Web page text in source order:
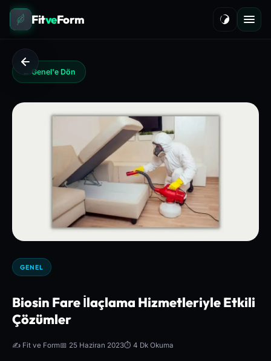
FitveForm
← Genel'e Dön
GENEL
Biosin Fare İlaçlama Hizmetleriyle Etkili
Çözümler
✍️ Fit ve Form📅 25 Haziran 2023⏱️ 4 Dk Okuma